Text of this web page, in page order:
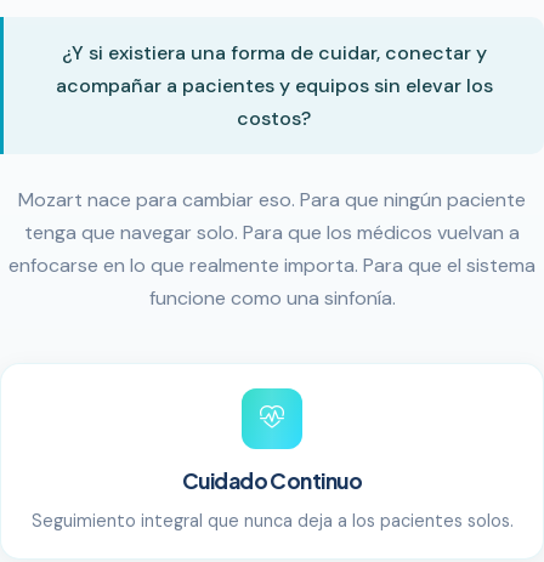
¿Y si existiera una forma de cuidar, conectar y
acompañar a pacientes y equipos sin elevar los
costos?
Mozart nace para cambiar eso. Para que ningún paciente
tenga que navegar solo. Para que los médicos vuelvan a
enfocarse en lo que realmente importa. Para que el sistema
funcione como una sinfonía.
Cuidado Continuo
Seguimiento integral que nunca deja a los pacientes solos.